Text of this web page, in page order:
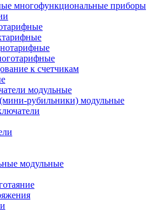
многофункциональные приборы
к счетчикам
модульные
рубильники) модульные
модульные